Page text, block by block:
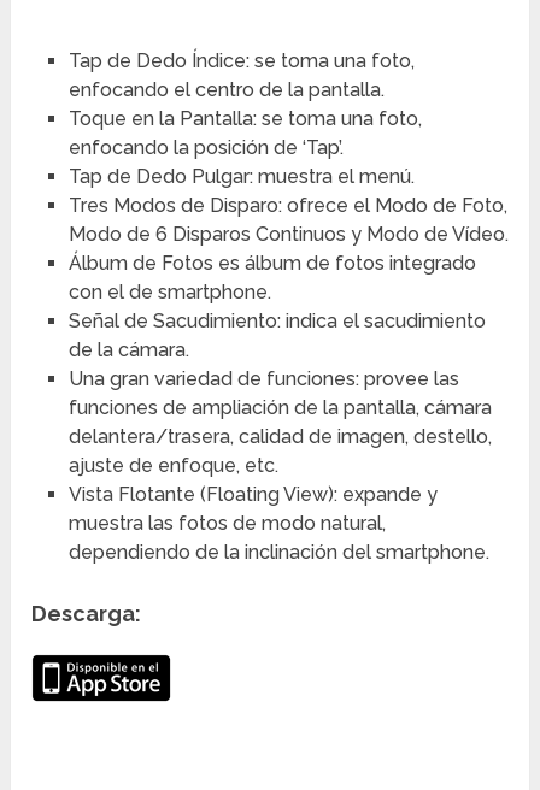
Tap de Dedo Índice: se toma una foto,
enfocando el centro de la pantalla.
Toque en la Pantalla: se toma una foto,
enfocando la posición de ‘Tap’.
Tap de Dedo Pulgar: muestra el menú.
Tres Modos de Disparo: ofrece el Modo de Foto,
Modo de 6 Disparos Continuos y Modo de Vídeo.
Álbum de Fotos es álbum de fotos integrado
con el de smartphone.
Señal de Sacudimiento: indica el sacudimiento
de la cámara.
Una gran variedad de funciones: provee las
funciones de ampliación de la pantalla, cámara
delantera/trasera, calidad de imagen, destello,
ajuste de enfoque, etc.
Vista Flotante (Floating View): expande y
muestra las fotos de modo natural,
dependiendo de la inclinación del smartphone.
Descarga: